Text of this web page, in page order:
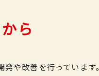
ら
や改善を行っています。